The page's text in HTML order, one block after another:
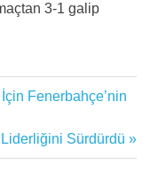
3-1 galip
Fenerbahçe’nin
Liderliğini Sürdürdü